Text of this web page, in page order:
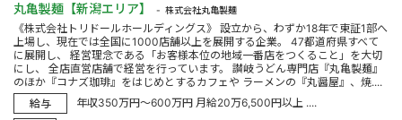
丸亀製麺【新潟エリア】 株式会社丸亀製麺
《株式会社トリドールホールディングス》 設立から、わずか18年で東証1部へ
上場し、現在では全国に1000店舗以上を展開する企業。 47都道府県すべて
に展開し、 経営理念である「お客様本位の地域一番店をつくること」を大切
にし、 全店直営店舗で経営を行っています。 讃岐うどん専門店『丸亀製麺』
のほか『コナズ珈琲』をはじめとするカフェや ラーメンの『丸醤屋』、焼....
給与
年収350万円～600万円 月給20万6,500円以上 ....